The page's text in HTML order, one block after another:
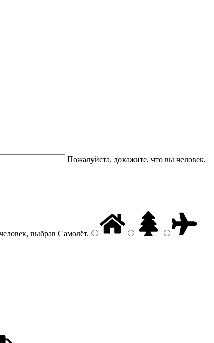
Пожалуйста, докажите, что вы человек,
выбрав Самолёт.